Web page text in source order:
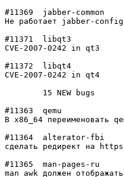
#11369	jabber-common   	blocker 	FIXED
Не работает jabber-config
#11371	libqt3          	normal  	FIXED
CVE-2007-0242 in qt3
#11372	libqt4          	normal  	FIXED
CVE-2007-0242 in qt4
#11363	qemu            	trivial 	-
В x86_64 переименовать
#11364	alterator-fbi   	normal  	-
сделать редирект на https
#11365	man-pages-ru    	normal  	-
man awk должен